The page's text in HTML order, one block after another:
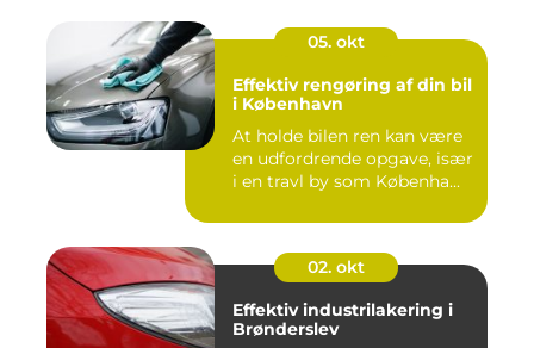
05. okt
Effektiv rengøring af din bil
i København
At holde bilen ren kan være
en udfordrende opgave, især
i en travl by som Københa...
02. okt
Effektiv industrilakering i
Brønderslev